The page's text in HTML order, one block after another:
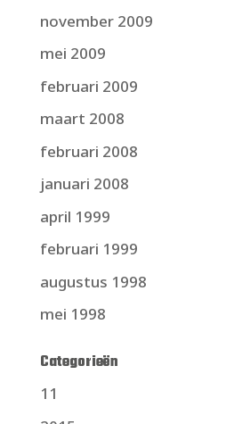
november 2009
mei 2009
februari 2009
maart 2008
februari 2008
januari 2008
april 1999
februari 1999
augustus 1998
mei 1998
Categorieën
11